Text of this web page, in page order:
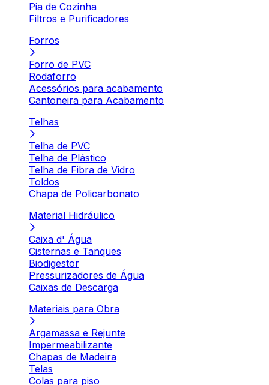
Pia de Cozinha
Filtros e Purificadores
Forros
Forro de PVC
Rodaforro
Acessórios para acabamento
Cantoneira para Acabamento
Telhas
Telha de PVC
Telha de Plástico
Telha de Fibra de Vidro
Toldos
Chapa de Policarbonato
Material Hidráulico
Caixa d' Água
Cisternas e Tanques
Biodigestor
Pressurizadores de Água
Caixas de Descarga
Materiais para Obra
Argamassa e Rejunte
Impermeabilizante
Chapas de Madeira
Telas
Colas para piso